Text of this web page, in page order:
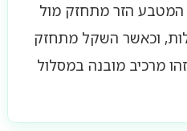
המטבע הזר מתחזק מול
וכאשר השקל מתחזק
מרכיב מובנה במסלול